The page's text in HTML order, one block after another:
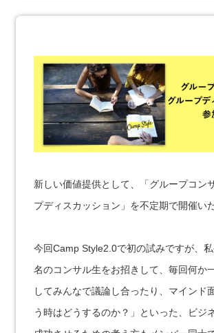
新しい価値提供として、「グループコン
プディスカッション」を不定期で開催い
今回Camp Style2.0で初の試みですが、
名のコンサル生をお招きして、毎回何か
してみんなで議論し合ったり、マインド
う時はどうするのか？」といった、ビジ